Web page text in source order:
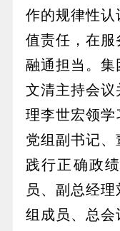
作的规律性认
值责任，在服
融通担当。集
文清主持会议
理李世宏领学
党组副书记
践行正确政
员、副总经
组成员、总会